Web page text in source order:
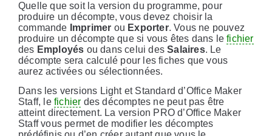
Quelle que soit la version du programme, pour
produire un décompte, vous devez choisir la
commande Imprimer ou Exporter. Vous ne pouvez
produire un décompte que si vous êtes dans lefichier
des Employés ou dans celui desSalaires. Le
décompte sera calculé pour les fiches que vous
aurez activées ou sélectionnées.
Dans les versions Light et Standard d’Office Maker
Staff, lefichier des décomptes ne peut pas être
atteint directement. La version PRO d’Office Maker
Staff vous permet de modifier les décomptes